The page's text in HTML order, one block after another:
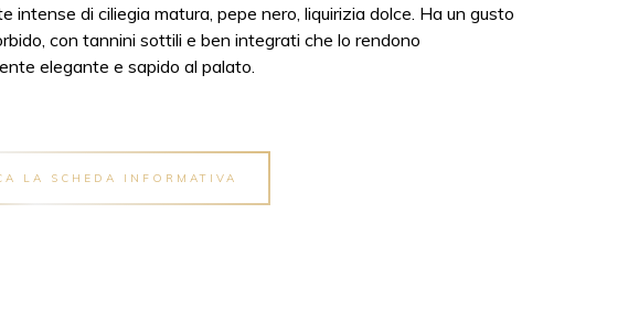
intense di ciliegia matura, pepe nero, liquirizia dolce. Ha un gusto
con tannini sottili e ben integrati che lo rendono
elegante e sapido al palato.
LA SCHEDA INFORMATIVA